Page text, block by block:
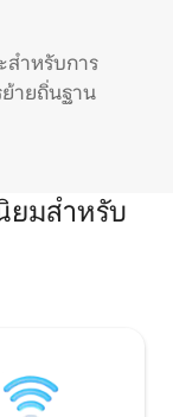
สำหรับการ
ายถิ่นฐาน
ยมสำหรับ